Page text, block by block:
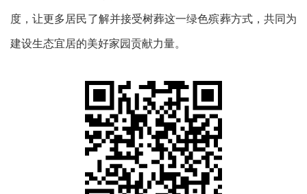
度，让更多居民了解并接受树葬这一绿色殡葬方式，共同为
建设生态宜居的美好家园贡献力量。